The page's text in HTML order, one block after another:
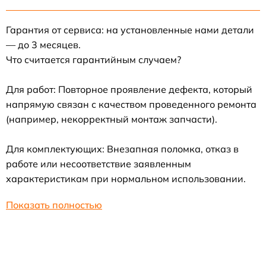
Гарантия от сервиса: на установленные нами детали
— до 3 месяцев.
Что считается гарантийным случаем?
Для работ: Повторное проявление дефекта, который
напрямую связан с качеством проведенного ремонта
(например, некорректный монтаж запчасти).
Для комплектующих: Внезапная поломка, отказ в
работе или несоответствие заявленным
характеристикам при нормальном использовании.
Показать полностью